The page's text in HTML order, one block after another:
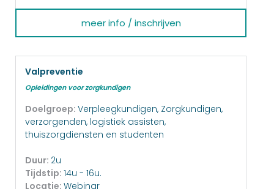
meer info / inschrijven
Valpreventie
Opleidingen voor zorgkundigen
Doelgroep: Verpleegkundigen, Zorgkundigen,
verzorgenden, logistiek assisten,
thuiszorgdiensten en studenten
Duur: 2u
Tijdstip: 14u - 16u.
Locatie: Webinar